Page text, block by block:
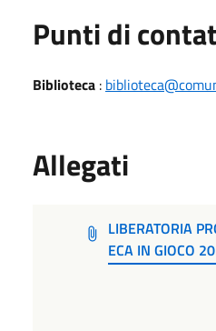
Punti di
Biblioteca :
Allegati
LIBERATORIA
ECA IN GIOCO